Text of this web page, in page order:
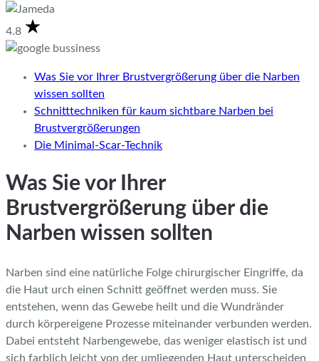
4.8
Was Sie vor Ihrer Brustvergrößerung über die Narben
wissen sollten
Schnitttechniken für kaum sichtbare Narben bei
Brustvergrößerungen
Die Minimal-Scar-Technik
Was Sie vor Ihrer
Brustvergrößerung über die
Narben wissen sollten
Narben sind eine natürliche Folge chirurgischer Eingriffe, da
die Haut urch einen Schnitt geöffnet werden muss. Sie
entstehen, wenn das Gewebe heilt und die Wundränder
durch körpereigene Prozesse miteinander verbunden werden.
Dabei entsteht Narbengewebe, das weniger elastisch ist und
sich farblich leicht von der umliegenden Haut unterscheiden